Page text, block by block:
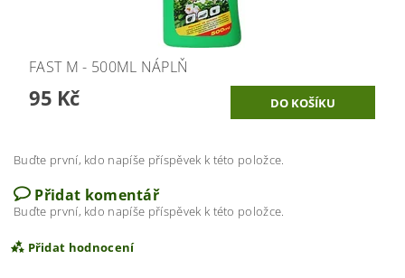
FAST M - 500ML NÁPLŇ
95 Kč
Buďte první, kdo napíše příspěvek k této položce.
Přidat komentář
Buďte první, kdo napíše příspěvek k této položce.
Přidat hodnocení